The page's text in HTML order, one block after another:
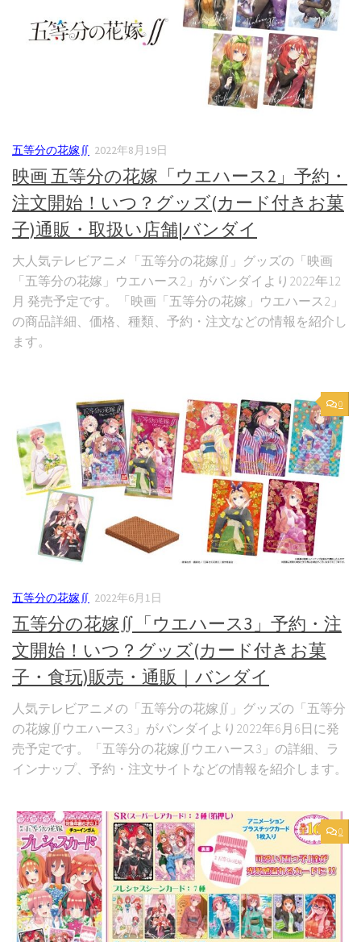
五等分の花嫁∬ 2022年8月19日
映画 五等分の花嫁「ウエハース2」予約・
注文開始！いつ？グッズ(カード付きお菓
子)通販・取扱い店舗|バンダイ
大人気テレビアニメ「五等分の花嫁∬」グッズの「映画
「五等分の花嫁」ウエハース2」がバンダイより2022年12
月 発売予定です。「映画「五等分の花嫁」ウエハース2」
の商品詳細、価格、種類、予約・注文などの情報を紹介し
ます。
0
五等分の花嫁∬ 2022年6月1日
五等分の花嫁∬「ウエハース3」予約・注
文開始！いつ？グッズ(カード付きお菓
子・食玩)販売・通販｜バンダイ
人気テレビアニメの「五等分の花嫁∬」グッズの「五等分
の花嫁∬ウエハース3」がバンダイより2022年6月6日に発
売予定です。「五等分の花嫁∬ウエハース3」の詳細、ラ
インナップ、予約・注文サイトなどの情報を紹介します。
0